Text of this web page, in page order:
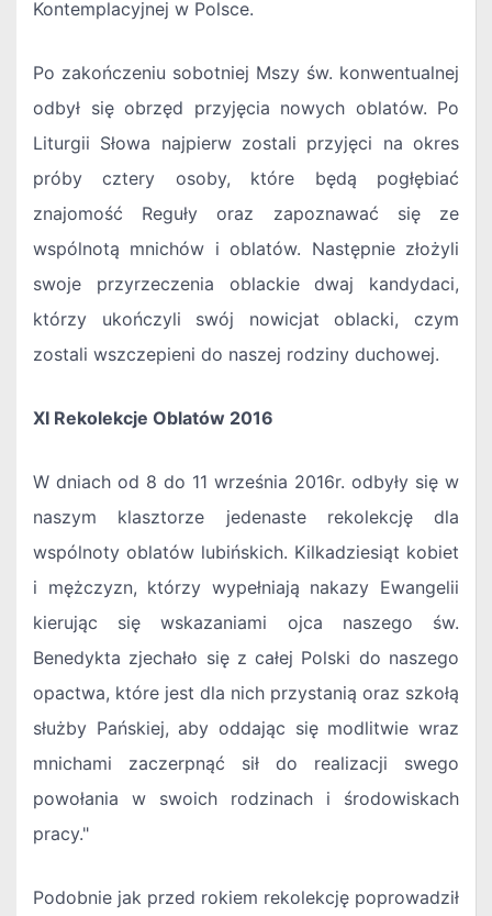
Kontemplacyjnej w Polsce.
Po zakończeniu sobotniej Mszy św. konwentualnej
odbył się obrzęd przyjęcia nowych oblatów. Po
Liturgii Słowa najpierw zostali przyjęci na okres
próby cztery osoby, które będą pogłębiać
znajomość Reguły oraz zapoznawać się ze
wspólnotą mnichów i oblatów. Następnie złożyli
swoje przyrzeczenia oblackie dwaj kandydaci,
którzy ukończyli swój nowicjat oblacki, czym
zostali wszczepieni do naszej rodziny duchowej.
XI Rekolekcje Oblatów 2016
W dniach od 8 do 11 września 2016r. odbyły się w
naszym klasztorze jedenaste rekolekcję dla
wspólnoty oblatów lubińskich. Kilkadziesiąt kobiet
i mężczyzn, którzy wypełniają nakazy Ewangelii
kierując się wskazaniami ojca naszego św.
Benedykta zjechało się z całej Polski do naszego
opactwa, które jest dla nich przystanią oraz szkołą
służby Pańskiej, aby oddając się modlitwie wraz
mnichami zaczerpnąć sił do realizacji swego
powołania w swoich rodzinach i środowiskach
pracy."
Podobnie jak przed rokiem rekolekcję poprowadził